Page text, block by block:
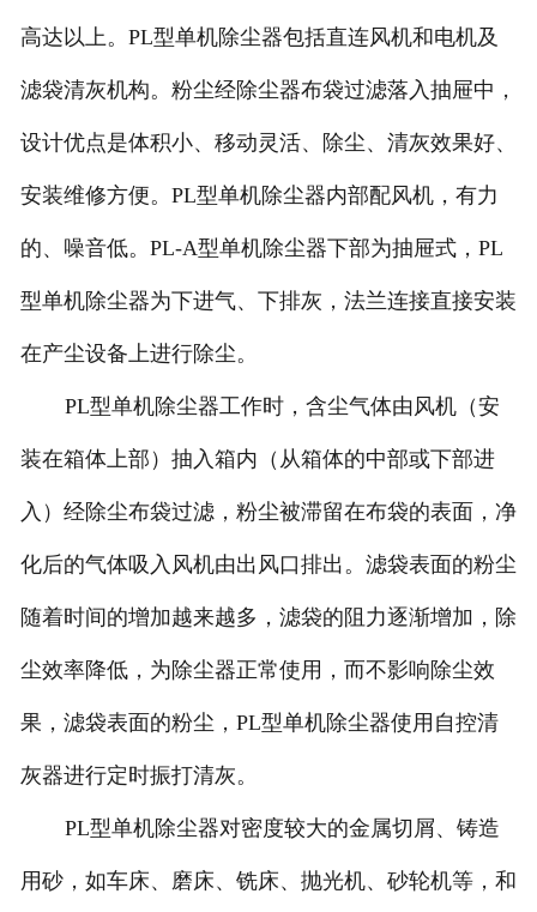
高达以上。PL型单机除尘器包括直连风机和电机及
滤袋清灰机构。粉尘经除尘器布袋过滤落入抽屉中，
设计优点是体积小、移动灵活、除尘、清灰效果好、
安装维修方便。PL型单机除尘器内部配风机，有力
的、噪音低。PL-A型单机除尘器下部为抽屉式，PL
型单机除尘器为下进气、下排灰，法兰连接直接安装
在产尘设备上进行除尘。
PL型单机除尘器工作时，含尘气体由风机（安
装在箱体上部）抽入箱内（从箱体的中部或下部进
入）经除尘布袋过滤，粉尘被滞留在布袋的表面，净
化后的气体吸入风机由出风口排出。滤袋表面的粉尘
随着时间的增加越来越多，滤袋的阻力逐渐增加，除
尘效率降低，为除尘器正常使用，而不影响除尘效
果，滤袋表面的粉尘，PL型单机除尘器使用自控清
灰器进行定时振打清灰。
PL型单机除尘器对密度较大的金属切屑、铸造
用砂，如车床、磨床、铣床、抛光机、砂轮机等，和